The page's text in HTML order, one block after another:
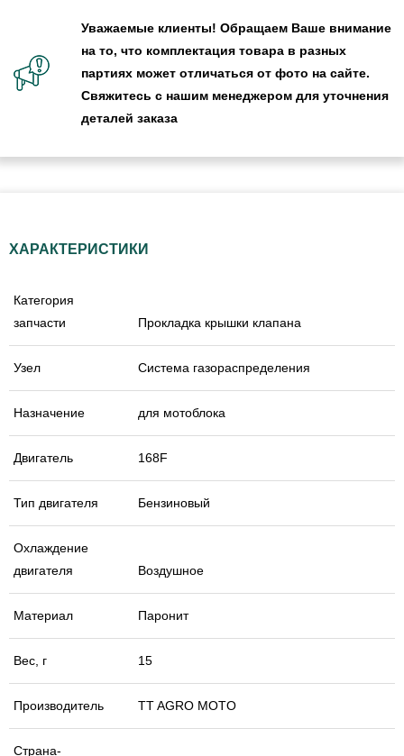
Уважаемые клиенты! Обращаем Ваше внимание
на то, что комплектация товара в разных
партиях может отличаться от фото на сайте.
Свяжитесь с нашим менеджером для уточнения
деталей заказа
ХАРАКТЕРИСТИКИ
Категория
запчасти
Прокладка крышки клапана
Узел Система газораспределения
Назначение для мотоблока
Двигатель 168F
Тип двигателя Бензиновый
Охлаждение
двигателя
Воздушное
Материал Паронит
Вес, г 15
Производитель TT AGRO MOTO
Страна-